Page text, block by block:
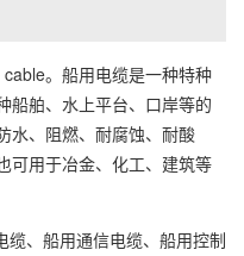
。船用电缆是一种特种
船舶、水上平台、口岸等的
水、阻燃、耐腐蚀、耐酸
可用于冶金、化工、建筑等
、船用通信电缆、船用控制